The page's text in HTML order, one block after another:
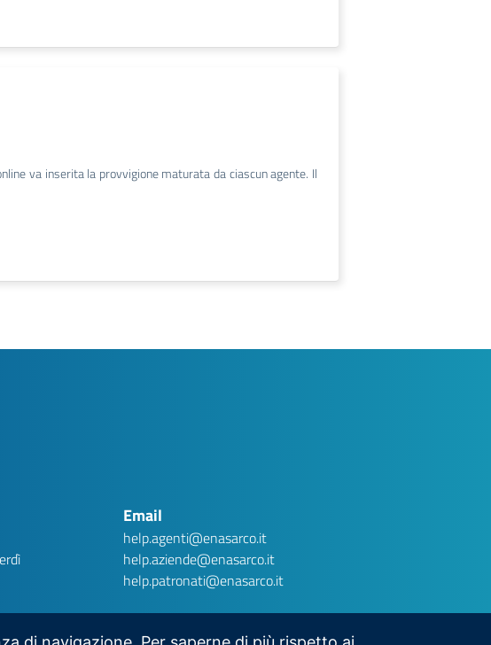
va inserita la provvigione maturata da ciascun agente. Il
ESCI E CHIUDI CHAT
Email
help.agenti@enasarco.it
help.aziende@enasarco.it
help.patronati@enasarco.it